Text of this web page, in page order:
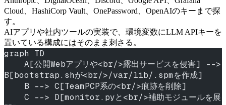
Cloud、HashiCorp Vault、OnePassword、OpenAIのキーまで探
す。
AIアプリや社内ツールの実装で、環境変数にLLM APIキーを
置いている構成にはそのまま刺さる。
graph TD
B[bootstrap.shが<br/>/var/lib/.spmを作成]
    B --> C[TeamPCP系の<br/>痕跡を削除]